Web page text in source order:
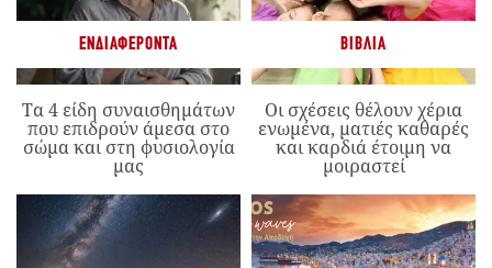
ΕΝΔΙΑΦΈΡΟΝΤΑ
Τα 4 είδη συναισθημάτων
που επιδρούν άμεσα στο
σώμα και στη φυσιολογία
μας
ΒΙΒΛΊΑ
Οι σχέσεις θέλουν χέρια
ενωμένα, ματιές καθαρές
και καρδιά έτοιμη να
μοιραστεί